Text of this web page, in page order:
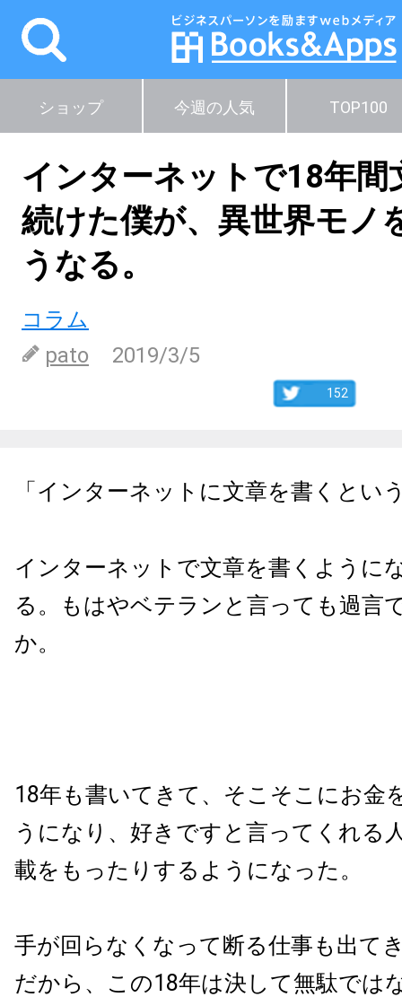
ショップ 今週の人気 TOP100
インターネットで18年間
続けた僕が、異世界モノ
うなる。
コラム
pato
2019/3/5
152
「インターネットに文章を書くとい
インターネットで文章を書くように
る。もはやベテランと言っても過言
か。
18年も書いてきて、そこそこにお金
うになり、好きですと言ってくれる
載をもったりするようになった。
手が回らなくなって断る仕事も出て
だから、この18年は決して無駄では